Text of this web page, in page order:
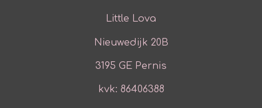
Little Lova
Nieuwedijk 20B
3195 GE Pernis
kvk: 86406388